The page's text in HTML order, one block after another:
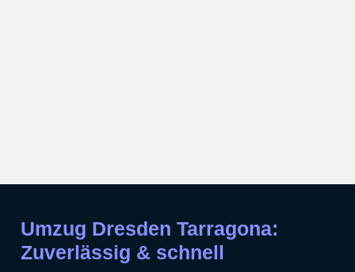
Umzug Dresden Tarragona:
Zuverlässig & schnell